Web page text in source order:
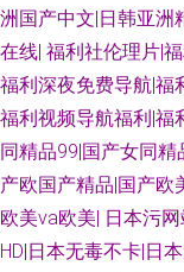
精品永久免费 大香蕉
利性爱AV 成人的性生注
碰自拍情侣 天堂资源在
洲国产中文|日韩亚洲
在线| 福利社伦理片|
福利深夜免费导航|福
福利视频导航福利|福
同精品99|国产女同
产欧国产精品|国产欧
欧美va欧美| 日本污
HD|日本无毒不卡|日